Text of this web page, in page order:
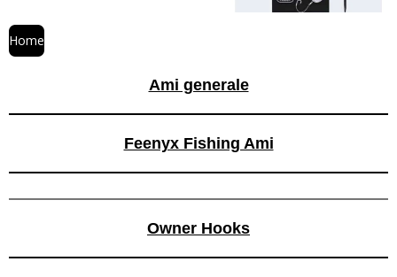
Home
Ami generale
Feenyx Fishing Ami
Owner Hooks